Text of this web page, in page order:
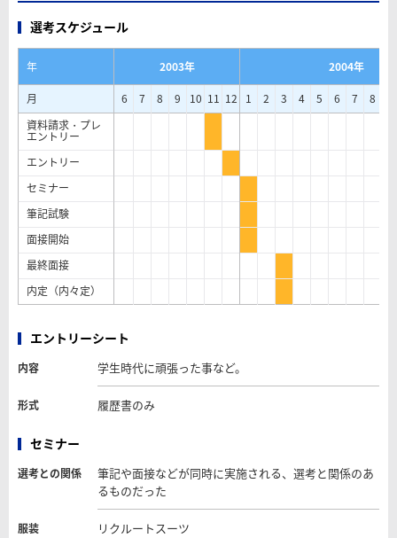
選考スケジュール
年 2003年
2004年
月
6 7 8 9 10 11 12 1 2 3 4 5 6 7 8
資料請求・プレ
エントリー
エントリー
セミナー
筆記試験
面接開始
最終面接
内定（内々定）
エントリーシート
内容 学生時代に頑張った事など。
形式 履歴書のみ
セミナー
選考との関係
筆記や面接などが同時に実施される、選考と関係のあ
るものだった
服装 リクルートスーツ